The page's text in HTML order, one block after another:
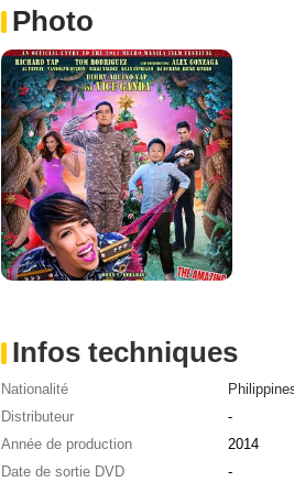
Photo
Infos techniques
Nationalité
Distributeur
-
Année de production
2014
Date de sortie DVD
-